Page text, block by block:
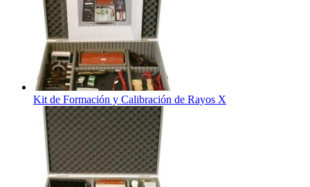
Kit de Formación y Calibración de Rayos X